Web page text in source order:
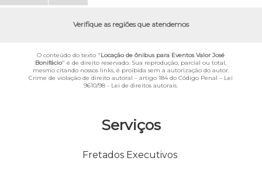
Serviços
Fretados Executivos
Verifique as regiões que atendemos
O conteúdo do texto "Locação de ônibus para Eventos Valor José
Bonifácio" é de direito reservado. Sua reprodução, parcial ou total,
mesmo citando nossos links, é proibida sem a autorização do autor.
Crime de violação de direito autoral – artigo 184 do Código Penal – Lei
9610/98 - Lei de direitos autorais.